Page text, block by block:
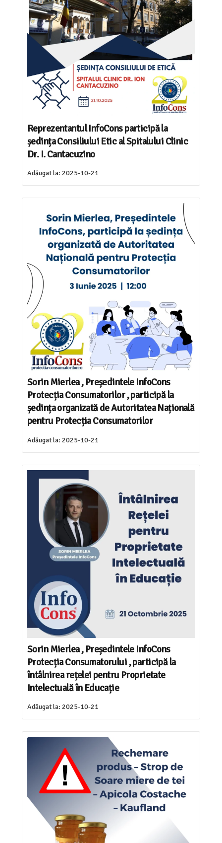
Reprezentantul InfoCons participă la
ședința Consiliului Etic al Spitalului Clinic
Dr. I. Cantacuzino
Adăugat la: 2025-10-21
Sorin Mierlea , Președintele InfoCons
Protecția Consumatorilor , participă la
ședința organizată de Autoritatea Națională
pentru Protecția Consumatorilor
Adăugat la: 2025-10-21
Sorin Mierlea , Președintele InfoCons
Protecția Consumatorului , participă la
întâlnirea rețelei pentru Proprietate
Intelectuală în Educație
Adăugat la: 2025-10-21